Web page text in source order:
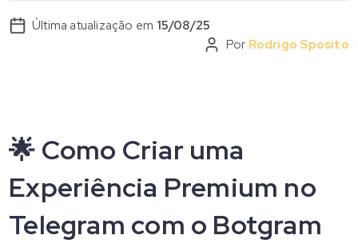
Última atualização em 15/08/25
Por Rodrigo Sposito
🌟 Como Criar uma
Experiência Premium no
Telegram com o Botgram